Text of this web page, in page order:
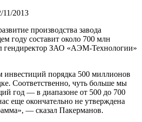
11/2013
производства завода
году составит около 700 млн
гендиректор ЗАО «АЭМ-Технологии»
инвестиций порядка 500 миллионов
Соответственно, чуть больше мы
год — в диапазоне от 500 до 700
еще окончательно не утверждена
— сказал Пакерманов.